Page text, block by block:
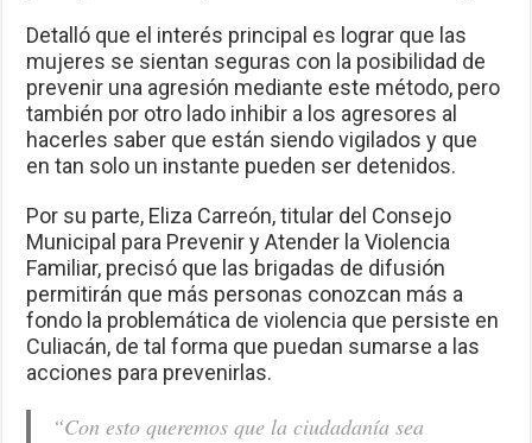
Detalló que el interés principal es lograr que las
mujeres se sientan seguras con la posibilidad de
prevenir una agresión mediante este método, pero
también por otro lado inhibir a los agresores al
hacerles saber que están siendo vigilados y que
en tan solo un instante pueden ser detenidos.
Por su parte, Eliza Carreón, titular del Consejo
Municipal para Prevenir y Atender la Violencia
Familiar, precisó que las brigadas de difusión
permitirán que más personas conozcan más a
fondo la problemática de violencia que persiste en
Culiacán, de tal forma que puedan sumarse a las
acciones para prevenirlas.
“Con esto queremos que la ciudadanía sea